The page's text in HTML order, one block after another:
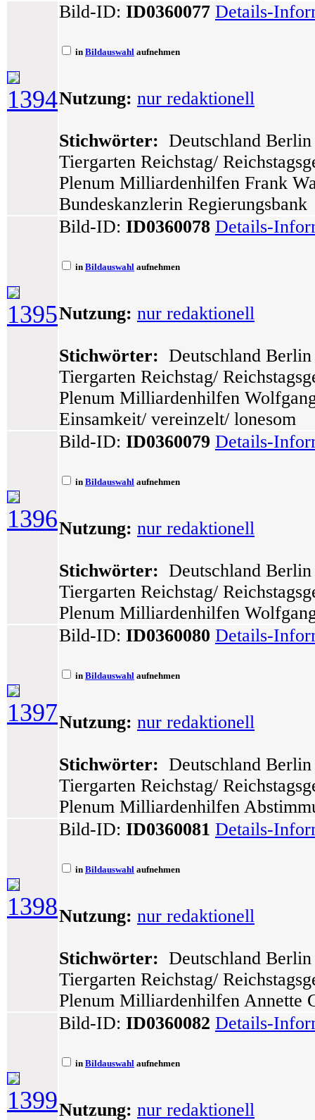
1394
Bild-ID: ID0360077 Details-
in Bildauswahl aufnehmen
Nutzung: nur redaktionell
Stichwörter: Deutschland
Tiergarten Reichstag/
Plenum Milliardenhilfen Frank
Bundeskanzlerin Regierungsbank
1395
Bild-ID: ID0360078 Details-
in Bildauswahl aufnehmen
Nutzung: nur redaktionell
Stichwörter: Deutschland
Tiergarten Reichstag/
Plenum Milliardenhilfen
Einsamkeit/ vereinzelt/ lonesom
1396
Bild-ID: ID0360079 Details-
in Bildauswahl aufnehmen
Nutzung: nur redaktionell
Stichwörter: Deutschland
Tiergarten Reichstag/
Plenum Milliardenhilfen
1397
Bild-ID: ID0360080 Details-
in Bildauswahl aufnehmen
Nutzung: nur redaktionell
Stichwörter: Deutschland
Tiergarten Reichstag/
Plenum Milliardenhilfen
1398
Bild-ID: ID0360081 Details-
in Bildauswahl aufnehmen
Nutzung: nur redaktionell
Stichwörter: Deutschland
Tiergarten Reichstag/
Plenum Milliardenhilfen Annette
1399
Bild-ID: ID0360082 Details-
in Bildauswahl aufnehmen
Nutzung: nur redaktionell